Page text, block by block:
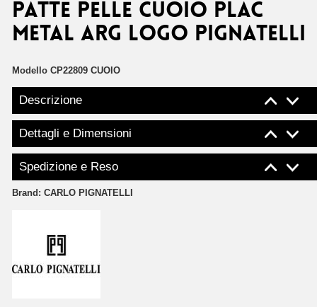
PATTE PELLE CUOIO PLAC
METAL ARG LOGO PIGNATELLI
Modello CP22809 CUOIO
Descrizione
Dettagli e Dimensioni
Spedizione e Reso
Brand: CARLO PIGNATELLI